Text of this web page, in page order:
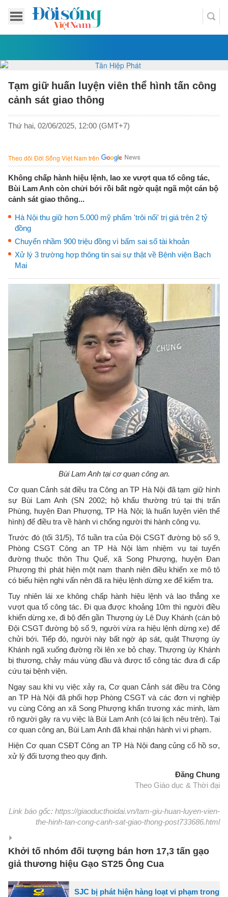
Tạm giữ huấn luyện viên thể hình tấn công
cảnh sát giao thông
Thứ hai, 02/06/2025, 12:00 (GMT+7)
Theo dõi Đời Sống Việt Nam trên
Không chấp hành hiệu lệnh, lao xe vượt qua tổ công tác,
Bùi Lam Anh còn chửi bới rồi bất ngờ quật ngã một cán bộ
cảnh sát giao thông...
Hà Nội thu giữ hơn 5.000 mỹ phẩm 'trôi nổi' trị giá trên 2 tỷ
đồng
Chuyển nhầm 900 triệu đồng vì bấm sai số tài khoản
Xử lý 3 trường hợp thông tin sai sự thật về Bệnh viện Bạch
Mai
Bùi Lam Anh tại cơ quan công an.
Cơ quan Cảnh sát điều tra Công an TP Hà Nội đã tạm giữ hình
sự Bùi Lam Anh (SN 2002; hộ khẩu thường trú tại thị trấn
Phùng, huyện Đan Phượng, TP Hà Nội; là huấn luyện viên thể
hình) để điều tra về hành vi chống người thi hành công vụ.
Trước đó (tối 31/5), Tổ tuần tra của Đội CSGT đường bộ số 9,
Phòng CSGT Công an TP Hà Nội làm nhiệm vụ tại tuyến
đường thuộc thôn Thu Quế, xã Song Phượng, huyện Đan
Phượng thì phát hiện một nam thanh niên điều khiển xe mô tô
có biểu hiện nghi vấn nên đã ra hiệu lệnh dừng xe để kiểm tra.
Tuy nhiên lái xe không chấp hành hiệu lệnh và lao thẳng xe
vượt qua tổ công tác. Đi qua được khoảng 10m thì người điều
khiển dừng xe, đi bộ đến gần Thượng úy Lê Duy Khánh (cán bộ
Đội CSGT đường bộ số 9, người vừa ra hiệu lệnh dừng xe) để
chửi bới. Tiếp đó, người này bất ngờ áp sát, quật Thượng úy
Khánh ngã xuống đường rồi lên xe bỏ chạy. Thượng úy Khánh
bị thương, chảy máu vùng đầu và được tổ công tác đưa đi cấp
cứu tại bệnh viện.
Ngay sau khi vụ việc xảy ra, Cơ quan Cảnh sát điều tra Công
an TP Hà Nội đã phối hợp Phòng CSGT và các đơn vị nghiệp
vụ cùng Công an xã Song Phượng khẩn trương xác minh, làm
rõ người gây ra vụ việc là Bùi Lam Anh (có lai lịch nêu trên). Tại
cơ quan công an, Bùi Lam Anh đã khai nhận hành vi vi phạm.
Hiện Cơ quan CSĐT Công an TP Hà Nội đang củng cố hồ sơ,
xử lý đối tượng theo quy định.
Đăng Chung
Theo Giáo dục & Thời đại
Link báo gốc: https://giaoducthoidai.vn/tam-giu-huan-luyen-vien-
the-hinh-tan-cong-canh-sat-giao-thong-post733686.html
Khởi tố nhóm đối tượng bán hơn 17,3 tấn gạo
giả thương hiệu Gạo ST25 Ông Cua
SJC bị phát hiện hàng loạt vi phạm trong